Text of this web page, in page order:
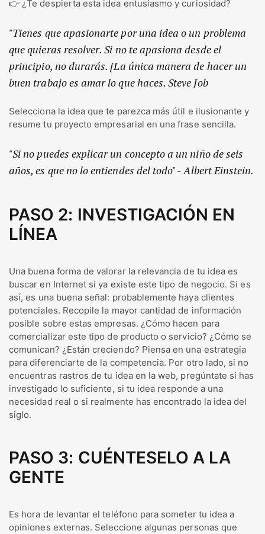
👉 ¿Te despierta esta idea entusiasmo y curiosidad?
"Tienes que apasionarte por una idea o un problema
que quieras resolver. Si no te apasiona desde el
principio, no durarás. [La única manera de hacer un
buen trabajo es amar lo que haces. Steve Job
Selecciona la idea que te parezca más útil e ilusionante y
resume tu proyecto empresarial en una frase sencilla.
"Si no puedes explicar un concepto a un niño de seis
años, es que no lo entiendes del todo" - Albert Einstein.
PASO 2: INVESTIGACIÓN EN
LÍNEA
Una buena forma de valorar la relevancia de tu idea es
buscar en Internet si ya existe este tipo de negocio. Si es
así, es una buena señal: probablemente haya clientes
potenciales. Recopile la mayor cantidad de información
posible sobre estas empresas. ¿Cómo hacen para
comercializar este tipo de producto o servicio? ¿Cómo se
comunican? ¿Están creciendo? Piensa en una estrategia
para diferenciarte de la competencia. Por otro lado, si no
encuentras rastros de tu idea en la web, pregúntate si has
investigado lo suficiente, si tu idea responde a una
necesidad real o si realmente has encontrado la idea del
siglo.
PASO 3: CUÉNTESELO A LA
GENTE
Es hora de levantar el teléfono para someter tu idea a
opiniones externas. Seleccione algunas personas que